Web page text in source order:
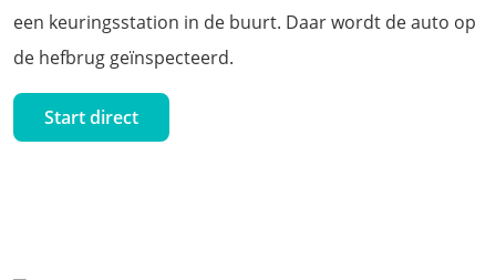
een keuringsstation in de buurt. Daar wordt de auto op
de hefbrug geïnspecteerd.
Start direct